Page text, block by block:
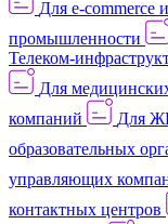
Для e-commerce
промышленности
Телеком-
Для
компаний
Для
образовательных
управляющих
контактных центров